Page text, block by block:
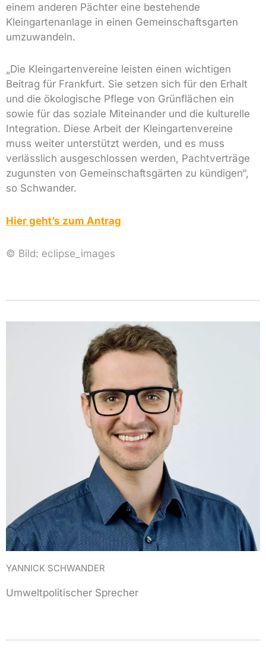
einem anderen Pächter eine bestehende
Kleingartenanlage in einen Gemeinschaftsgarten
umzuwandeln.
„Die Kleingartenvereine leisten einen wichtigen
Beitrag für Frankfurt. Sie setzen sich für den Erhalt
und die ökologische Pflege von Grünflächen ein
sowie für das soziale Miteinander und die kulturelle
Integration. Diese Arbeit der Kleingartenvereine
muss weiter unterstützt werden, und es muss
verlässlich ausgeschlossen werden, Pachtverträge
zugunsten von Gemeinschaftsgärten zu kündigen“,
so Schwander.
Hier geht’s zum Antrag
© Bild: eclipse_images
YANNICK SCHWANDER
Umweltpolitischer Sprecher